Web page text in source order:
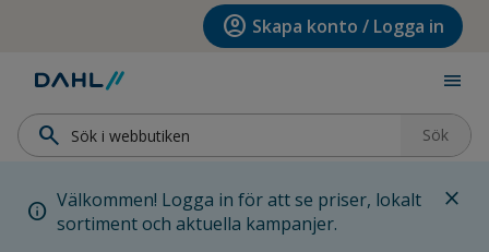
Hoppa till huvudinnehållet account_circle Skapa konto / Logga in
menu
search Sök
info Välkommen! Logga in för att se priser, lokalt
sortiment och aktuella kampanjer.
close